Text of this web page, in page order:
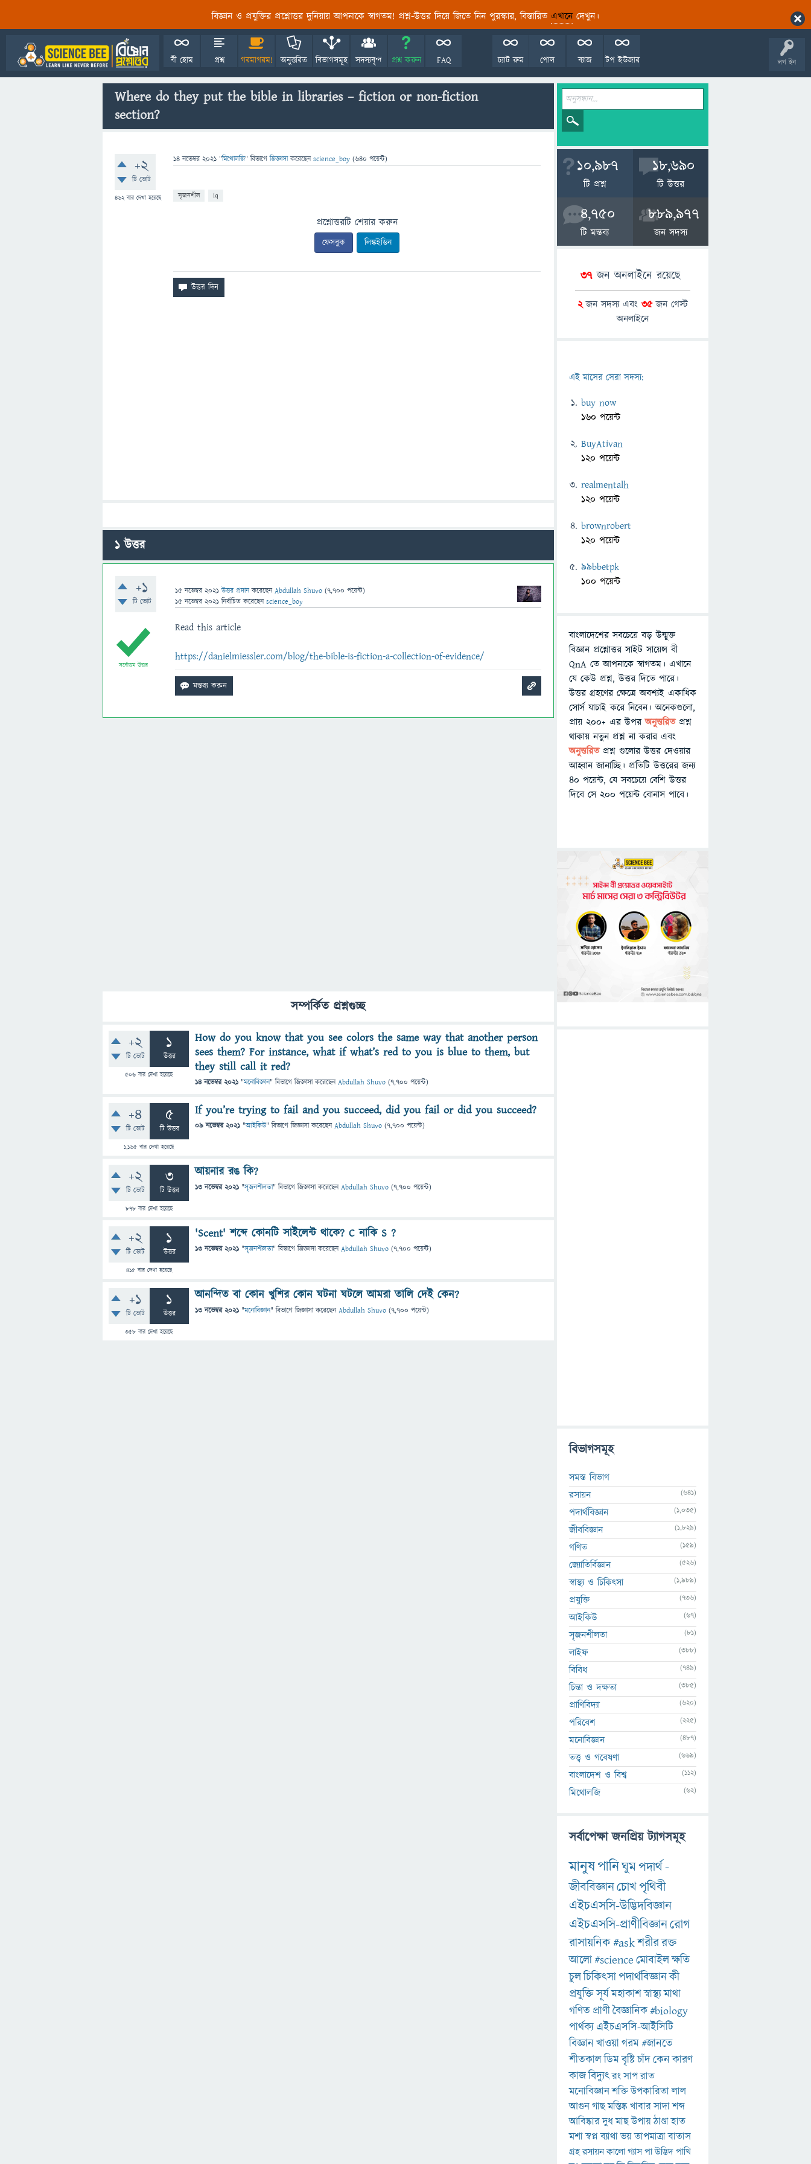
বিজ্ঞান ও প্রযুক্তির প্রশ্নোত্তর দুনিয়ায় আপনাকে স্বাগতম! প্রশ্ন-উত্তর দিয়ে জিতে নিন পুরস্কার, বিস্তারিত এখানেদেখুন।
লগ ইন
বী হোম প্রশ্ন গরমাগরম! অনুত্তরিত বিভাগসমূহ সদস্যবৃন্দ প্রশ্ন করুন FAQ টপ ইউজার
ব্যাজ
পোল
চ্যাট রুম
Where do they put the bible in libraries – fiction or non-fiction
section?
+2
টি ভোট
462বার দেখা হয়েছে
14 নভেম্বর 2021 "মিথোলজি" বিভাগে জিজ্ঞাসাকরেছেনscience_boy (640 পয়েন্ট)
সৃজনশীল iq
প্রশ্নোত্তরটি শেয়ার করুন
ফেসবুক লিঙ্কইডিন
1উত্তর
+1
টি ভোট
15 নভেম্বর 2021 উত্তর প্রদান করেছেনAbdullah Shuvo (7,700 পয়েন্ট)
15 নভেম্বর 2021 নির্বাচিত করেছেনscience_boy
সর্বোত্তম উত্তর
Read this article
https://danielmiessler.com/blog/the-bible-is-fiction-a-collection-of-evidence/
সম্পর্কিত প্রশ্নগুচ্ছ
+2
টি ভোট
1
উত্তর
506 বার দেখা হয়েছে
How do you know that you see colors the same way that another person
sees them? For instance, what if what’s red to you is blue to them, but
they still call it red?
14 নভেম্বর 2021 "মনোবিজ্ঞান" বিভাগে জিজ্ঞাসাকরেছেনAbdullah Shuvo (7,700 পয়েন্ট)
+4
টি ভোট
5
টি উত্তর
1,165 বার দেখা হয়েছে
If you’re trying to fail and you succeed, did you fail or did you succeed?
09 নভেম্বর 2021 "আইকিউ" বিভাগে জিজ্ঞাসাকরেছেনAbdullah Shuvo (7,700 পয়েন্ট)
+2
টি ভোট
3
টি উত্তর
878বার দেখা হয়েছে
আয়নার রঙ কি?
13 নভেম্বর 2021 "সৃজনশীলতা" বিভাগে জিজ্ঞাসাকরেছেনAbdullah Shuvo (7,700 পয়েন্ট)
+2
টি ভোট
1
উত্তর
415বার দেখা হয়েছে
'Scent' শব্দে কোনটি সাইলেন্ট থাকে? C নাকি S ?
13 নভেম্বর 2021 "সৃজনশীলতা" বিভাগে জিজ্ঞাসাকরেছেনAbdullah Shuvo (7,700 পয়েন্ট)
+1
টি ভোট
1
উত্তর
358 বার দেখা হয়েছে
আনন্দিত বা কোন খুশির কোন ঘটনা ঘটলে আমরা তালি দেই কেন?
13 নভেম্বর 2021 "মনোবিজ্ঞান" বিভাগে জিজ্ঞাসাকরেছেনAbdullah Shuvo (7,700 পয়েন্ট)
10,987
টি প্রশ্ন
18,690
টি উত্তর
4,750
টি মন্তব্য
889,977
জন সদস্য
37জন অনলাইনে রয়েছে
2জন সদস্য এবং 35জন গেস্ট
অনলাইনে
এই মাসের সেরা সদস্য:
buy now
160 পয়েন্ট
BuyAtivan
120 পয়েন্ট
realmentalh
120 পয়েন্ট
brownrobert
120 পয়েন্ট
99bbetpk
100 পয়েন্ট
বাংলাদেশের সবচেয়ে বড় উন্মুক্ত
বিজ্ঞান প্রশ্নোত্তর সাইট সায়েন্স বী
QnA তে আপনাকে স্বাগতম। এখানে
যে কেউ প্রশ্ন, উত্তর দিতে পারে।
উত্তর গ্রহণের ক্ষেত্রে অবশ্যই একাধিক
সোর্স যাচাই করে নিবেন। অনেকগুলো,
প্রায় ২০০+ এর উপরঅনুত্তরিতপ্রশ্ন
থাকায় নতুন প্রশ্ন না করার এবং
অনুত্তরিত প্রশ্ন গুলোর উত্তর দেওয়ার
আহ্বান জানাচ্ছি। প্রতিটি উত্তরের জন্য
৪০ পয়েন্ট, যে সবচেয়ে বেশি উত্তর
দিবে সে ২০০ পয়েন্ট বোনাস পাবে।
বিভাগসমূহ
সমস্ত বিভাগ
রসায়ন
(641)
পদার্থবিজ্ঞান (1,035)
জীববিজ্ঞান (1,829)
গণিত (159)
জ্যোতির্বিজ্ঞান (526)
স্বাস্থ্য ও চিকিৎসা (1,989)
প্রযুক্তি (736)
আইকিউ (67)
সৃজনশীলতা (81)
লাইফ (388)
বিবিধ (749)
চিন্তা ও দক্ষতা (385)
প্রাণিবিদ্যা (620)
পরিবেশ (225)
মনোবিজ্ঞান (487)
তত্ত্ব ও গবেষণা (669)
বাংলাদেশ ও বিশ্ব (112)
মিথোলজি (62)
সর্বাপেক্ষা জনপ্রিয় ট্যাগসমূহ
মানুষপানিঘুমপদার্থ-
জীববিজ্ঞানচোখপৃথিবী
এইচএসসি-উদ্ভিদবিজ্ঞান
এইচএসসি-প্রাণীবিজ্ঞানরোগ
রাসায়নিক#askশরীররক্ত
আলো#scienceমোবাইলক্ষতি
চুলচিকিৎসাপদার্থবিজ্ঞানকী
প্রযুক্তিসূর্যমহাকাশস্বাস্থ্যমাথা
গণিত প্রাণীবৈজ্ঞানিক#biology
পার্থক্য এইচএসসি-আইসিটি
বিজ্ঞানখাওয়াগরম#জানতে
শীতকালডিমবৃষ্টিচাঁদকেনকারণ
কাজবিদ্যুৎরংসাপরাত
মনোবিজ্ঞানশক্তিউপকারিতালাল
আগুনগাছমস্তিষ্কখাবারসাদাশব্দ
আবিষ্কারদুধমাছউপায়ঠাণ্ডাহাত
মশাস্বপ্নব্যাথাভয়তাপমাত্রাবাতাস
গ্রহরসায়নকালোগ্যাসপাউদ্ভিদপাখি